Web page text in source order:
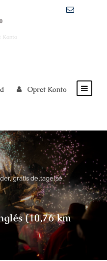
Opret Konto
, gratis deltagelse,
(10,76 km